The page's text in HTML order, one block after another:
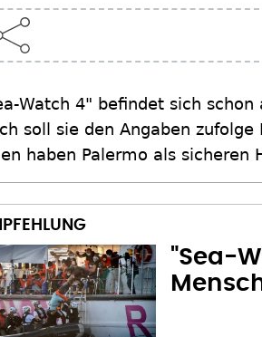
Watch 4" befindet sich
soll sie den Angaben
haben Palermo als sicheren
"Sea-